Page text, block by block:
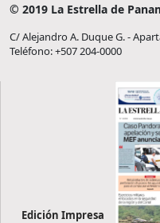
© 2019 La Estrella de
C/ Alejandro A. Duque G. -
Teléfono: +507 204-0000
Edición Impresa